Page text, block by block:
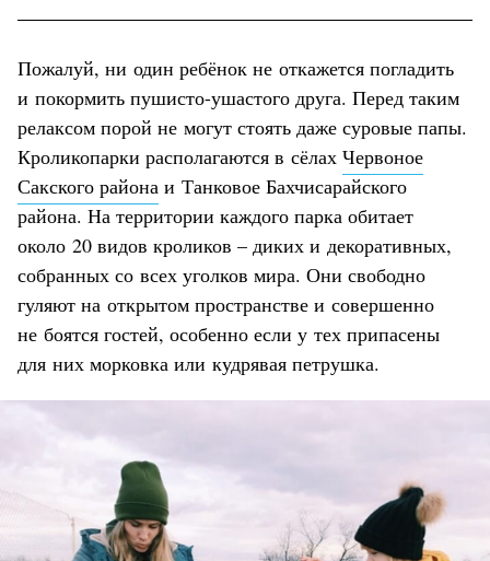
Пожалуй, ни один ребёнок не откажется погладить
и покормить пушисто-ушастого друга. Перед таким
релаксом порой не могут стоять даже суровые папы.
Кроликопарки располагаются в сёлах Червоное
Сакского района и Танковое Бахчисарайского
района. На территории каждого парка обитает
около 20 видов кроликов – диких и декоративных,
собранных со всех уголков мира. Они свободно
гуляют на открытом пространстве и совершенно
не боятся гостей, особенно если у тех припасены
для них морковка или кудрявая петрушка.